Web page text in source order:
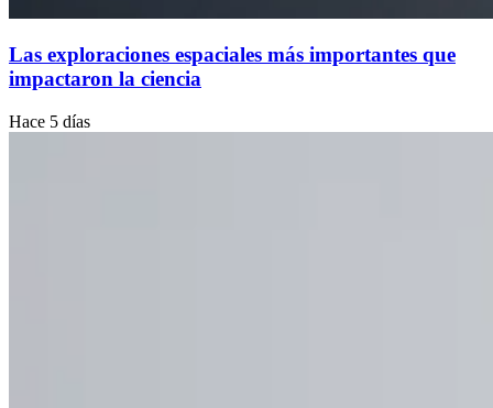
Las exploraciones espaciales más importantes que
impactaron la ciencia
Hace 5 días